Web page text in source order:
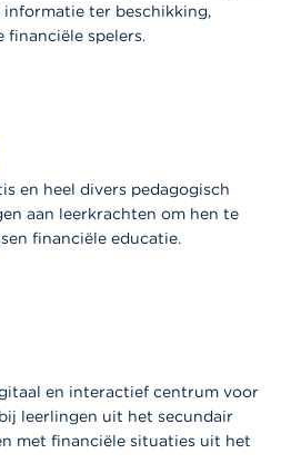
ter beschikking,
spelers.
en heel divers pedagogisch
aan leerkrachten om hen te
financiële educatie.
en interactief centrum voor
leerlingen uit het secundair
met financiële situaties uit het